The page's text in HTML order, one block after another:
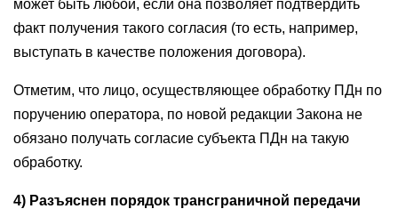
может быть любой, если она позволяет подтвердить
факт получения такого согласия (то есть, например,
выступать в качестве положения договора).
Отметим, что лицо, осуществляющее обработку ПДн по
поручению оператора, по новой редакции Закона не
обязано получать согласие субъекта ПДн на такую
обработку.
4) Разъяснен порядок трансграничной передачи